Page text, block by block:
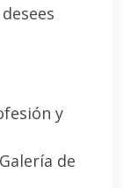
y
de